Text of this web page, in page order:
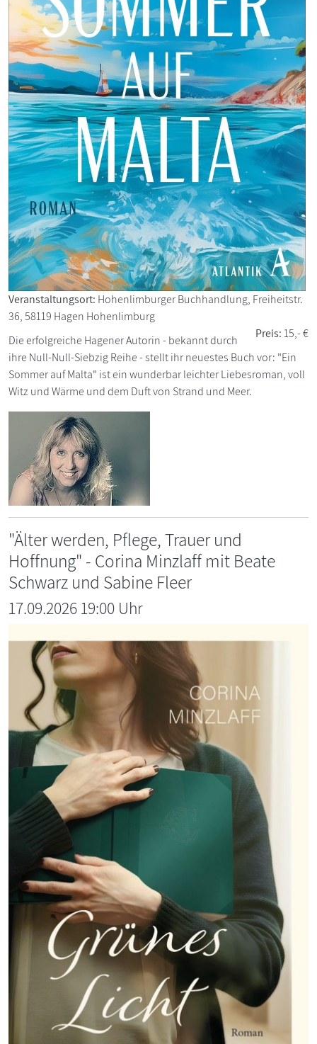
Veranstaltungsort: Hohenlimburger Buchhandlung, Freiheitstr.
36, 58119 Hagen Hohenlimburg
Preis:15,- €
Die erfolgreiche Hagener Autorin - bekannt durch
ihre Null-Null-Siebzig Reihe - stellt ihr neuestes Buch vor: "Ein
Sommer auf Malta" ist ein wunderbar leichter Liebesroman, voll
Witz und Wärme und dem Duft von Strand und Meer.
"Älter werden, Pflege, Trauer und
Hoffnung" - Corina Minzlaff mit Beate
Schwarz und Sabine Fleer
17.09.2026 19:00 Uhr